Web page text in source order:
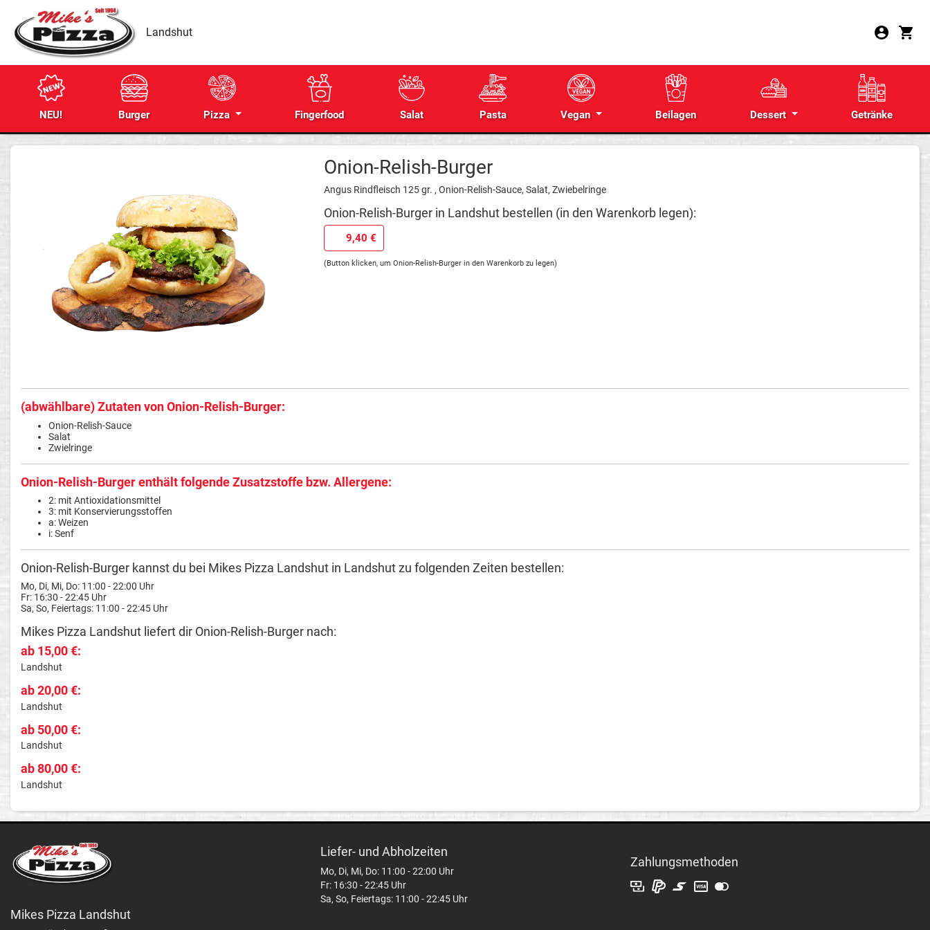
Landshut
NEU! Burger Pizza Fingerfood Salat Pasta Vegan Beilagen Dessert Getränke
Onion-Relish-Burger
Angus Rindfleisch 125 gr. , Onion-Relish-Sauce, Salat, Zwiebelringe
Onion-Relish-Burger in Landshut bestellen (in den Warenkorb legen):
9,40 €
(Button klicken, um Onion-Relish-Burger in den Warenkorb zu legen)
(abwählbare) Zutaten von Onion-Relish-Burger:
Onion-Relish-Sauce
Salat
Zwielringe
Onion-Relish-Burger enthält folgende Zusatzstoffe bzw. Allergene:
2: mit Antioxidationsmittel
3: mit Konservierungsstoffen
a: Weizen
i: Senf
Onion-Relish-Burger kannst du bei Mikes Pizza Landshut in Landshut zu folgenden Zeiten bestellen:
Mo, Di, Mi, Do: 11:00 - 22:00 Uhr
Fr: 16:30 - 22:45 Uhr
Sa, So, Feiertags: 11:00 - 22:45 Uhr
Mikes Pizza Landshut liefert dir Onion-Relish-Burger nach:
ab 15,00 €:
Landshut
ab 20,00 €:
Landshut
ab 50,00 €:
Landshut
ab 80,00 €:
Landshut
Mikes Pizza Landshut
Liefer- und Abholzeiten
Mo, Di, Mi, Do: 11:00 - 22:00 Uhr
Fr: 16:30 - 22:45 Uhr
Sa, So, Feiertags: 11:00 - 22:45 Uhr
Zahlungsmethoden